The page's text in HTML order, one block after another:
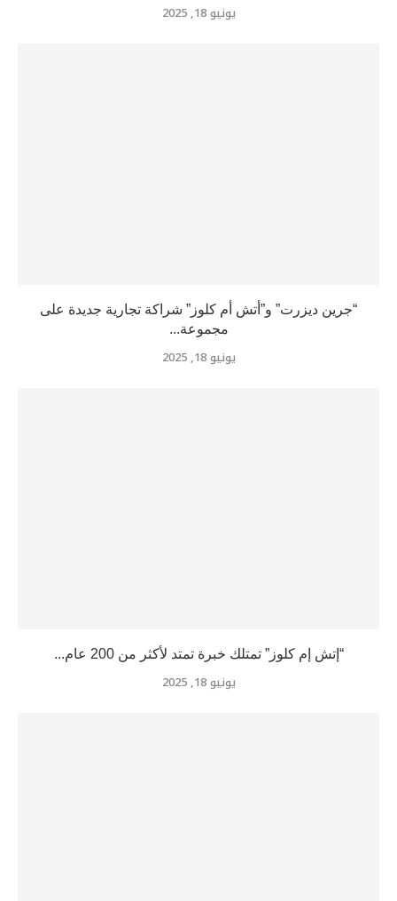
يونيو 18, 2025
“جرين ديزرت” و”أتش أم كلوز” شراكة تجارية جديدة على
مجموعة...
يونيو 18, 2025
“إتش إم كلوز” تمتلك خبرة تمتد لأكثر من 200 عام...
يونيو 18, 2025